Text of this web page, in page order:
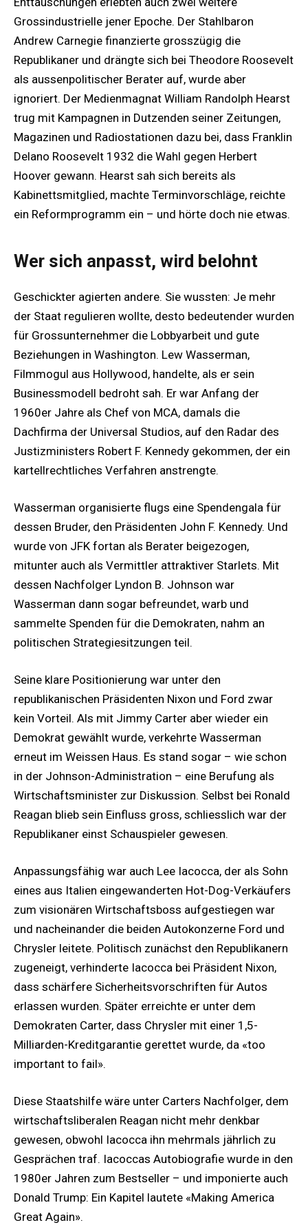
Grossindustrielle jener Epoche. Der Stahlbaron
Andrew Carnegie finanzierte grosszügig die
Republikaner und drängte sich bei Theodore Roosevelt
als aussenpolitischer Berater auf, wurde aber
ignoriert. Der Medienmagnat William Randolph Hearst
trug mit Kampagnen in Dutzenden seiner Zeitungen,
Magazinen und Radiostationen dazu bei, dass Franklin
Delano Roosevelt 1932 die Wahl gegen Herbert
Hoover gewann. Hearst sah sich bereits als
Kabinettsmitglied, machte Terminvorschläge, reichte
ein Reformprogramm ein – und hörte doch nie etwas.
Wer sich anpasst, wird belohnt
Geschickter agierten andere. Sie wussten: Je mehr
der Staat regulieren wollte, desto bedeutender wurden
für Grossunternehmer die Lobbyarbeit und gute
Beziehungen in Washington. Lew Wasserman,
Filmmogul aus Hollywood, handelte, als er sein
Businessmodell bedroht sah. Er war Anfang der
1960er Jahre als Chef von MCA, damals die
Dachfirma der Universal Studios, auf den Radar des
Justizministers Robert F. Kennedy gekommen, der ein
kartellrechtliches Verfahren anstrengte.
Wasserman organisierte flugs eine Spendengala für
dessen Bruder, den Präsidenten John F. Kennedy. Und
wurde von JFK fortan als Berater beigezogen,
mitunter auch als Vermittler attraktiver Starlets. Mit
dessen Nachfolger Lyndon B. Johnson war
Wasserman dann sogar befreundet, warb und
sammelte Spenden für die Demokraten, nahm an
politischen Strategiesitzungen teil.
Seine klare Positionierung war unter den
republikanischen Präsidenten Nixon und Ford zwar
kein Vorteil. Als mit Jimmy Carter aber wieder ein
Demokrat gewählt wurde, verkehrte Wasserman
erneut im Weissen Haus. Es stand sogar – wie schon
in der Johnson-Administration – eine Berufung als
Wirtschaftsminister zur Diskussion. Selbst bei Ronald
Reagan blieb sein Einfluss gross, schliesslich war der
Republikaner einst Schauspieler gewesen.
Anpassungsfähig war auch Lee Iacocca, der als Sohn
eines aus Italien eingewanderten Hot-Dog-Verkäufers
zum visionären Wirtschaftsboss aufgestiegen war
und nacheinander die beiden Autokonzerne Ford und
Chrysler leitete. Politisch zunächst den Republikanern
zugeneigt, verhinderte Iacocca bei Präsident Nixon,
dass schärfere Sicherheitsvorschriften für Autos
erlassen wurden. Später erreichte er unter dem
Demokraten Carter, dass Chrysler mit einer 1,5-
Milliarden-Kreditgarantie gerettet wurde, da «too
important to fail».
Diese Staatshilfe wäre unter Carters Nachfolger, dem
wirtschaftsliberalen Reagan nicht mehr denkbar
gewesen, obwohl Iacocca ihn mehrmals jährlich zu
Gesprächen traf. Iacoccas Autobiografie wurde in den
1980er Jahren zum Bestseller – und imponierte auch
Donald Trump: Ein Kapitel lautete «Making America
Great Again».